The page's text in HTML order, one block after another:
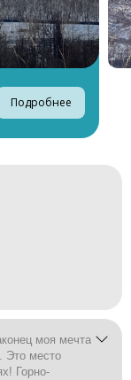
Подробнее
моя мечта
Это место
Горно-